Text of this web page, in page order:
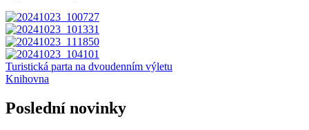
Navigace
pro
příspěvek
Turistická parta na dvoudenním výletu
Knihovna
Poslední novinky